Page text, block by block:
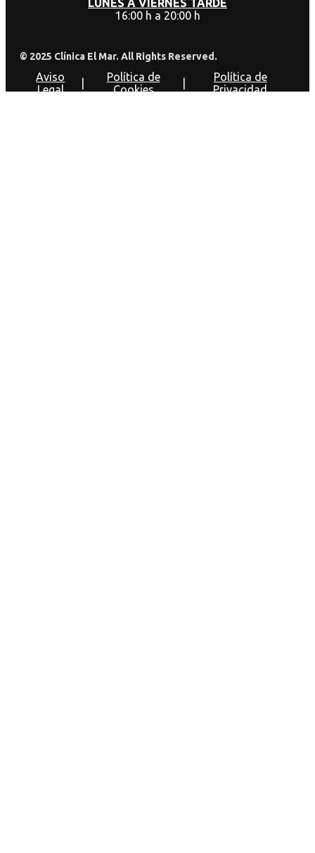
LUNES A VIERNES TARDE
16:00 h a 20:00 h
© 2025 Clínica El Mar. All Rights Reserved.
Aviso
Legal
Política de
Cookies
Política de
Privacidad